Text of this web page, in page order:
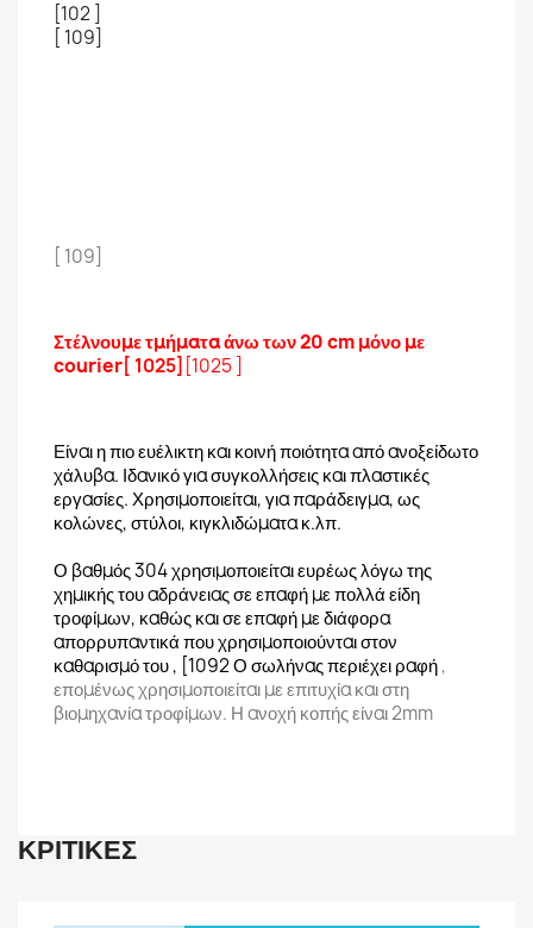
[102 ]
[ 109]
[ 109]
Στέλνουμε τμήματα άνω των 20 cm μόνο με
courier[ 1025] [1025 ]
Είναι η πιο ευέλικτη και κοινή ποιότητα από ανοξείδωτο
χάλυβα. Ιδανικό για συγκολλήσεις και πλαστικές
εργασίες. Χρησιμοποιείται, για παράδειγμα, ως
κολώνες, στύλοι, κιγκλιδώματα κ.λπ.
Ο βαθμός 304 χρησιμοποιείται ευρέως λόγω της
χημικής του αδράνειας σε επαφή με πολλά είδη
τροφίμων, καθώς και σε επαφή με διάφορα
απορρυπαντικά που χρησιμοποιούνται στον
καθαρισμό του , [1092 Ο σωλήνας περιέχει ραφή,
επομένως χρησιμοποιείται με επιτυχία και στη
βιομηχανία τροφίμων. Η ανοχή κοπής είναι 2mm
ΚΡΙΤΙΚΈΣ